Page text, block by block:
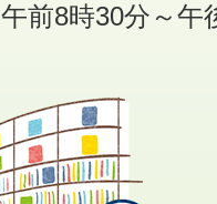
午前8時30分～午